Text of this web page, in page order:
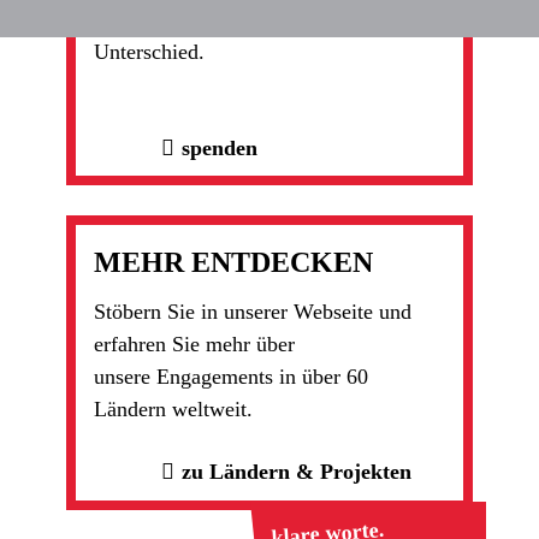
Unterschied.
spenden
MEHR ENTDECKEN
Stöbern Sie in unserer Webseite und
erfahren Sie mehr über
unsere Engagements in über 60
Ländern weltweit.
zu Ländern & Projekten